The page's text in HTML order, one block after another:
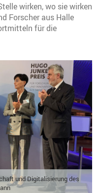
wirken, wo sie wirken
Forscher aus Halle
für die
und Digitalisierung des